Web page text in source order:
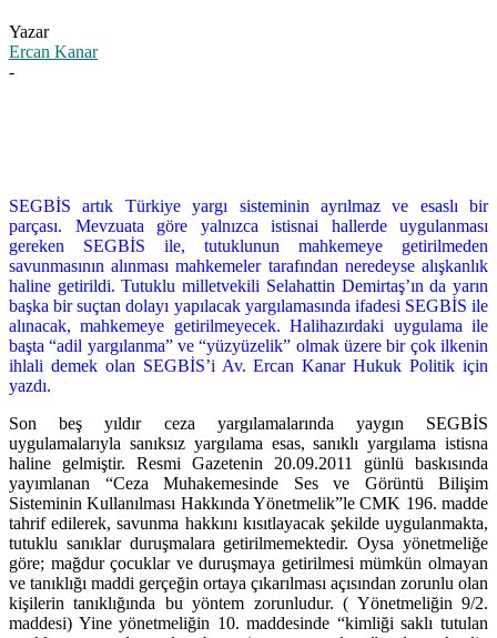
Yazar
Ercan Kanar
-
SEGBİS artık Türkiye yargı sisteminin ayrılmaz ve esaslı bir
parçası. Mevzuata göre yalnızca istisnai hallerde uygulanması
gereken SEGBİS ile, tutuklunun mahkemeye getirilmeden
savunmasının alınması mahkemeler tarafından neredeyse alışkanlık
haline getirildi. Tutuklu milletvekili Selahattin Demirtaş’ın da yarın
başka bir suçtan dolayı yapılacak yargılamasında ifadesi SEGBİS ile
alınacak, mahkemeye getirilmeyecek. Halihazırdaki uygulama ile
başta “adil yargılanma” ve “yüzyüzelik” olmak üzere bir çok ilkenin
ihlali demek olan SEGBİS’i Av. Ercan Kanar Hukuk Politik için
yazdı.
Son beş yıldır ceza yargılamalarında yaygın SEGBİS
uygulamalarıyla sanıksız yargılama esas, sanıklı yargılama istisna
haline gelmiştir. Resmi Gazetenin 20.09.2011 günlü baskısında
yayımlanan “Ceza Muhakemesinde Ses ve Görüntü Bilişim
Sisteminin Kullanılması Hakkında Yönetmelik”le CMK 196. madde
tahrif edilerek, savunma hakkını kısıtlayacak şekilde uygulanmakta,
tutuklu sanıklar duruşmalara getirilmemektedir. Oysa yönetmeliğe
göre; mağdur çocuklar ve duruşmaya getirilmesi mümkün olmayan
ve tanıklığı maddi gerçeğin ortaya çıkarılması açısından zorunlu olan
kişilerin tanıklığında bu yöntem zorunludur. ( Yönetmeliğin 9/2.
maddesi) Yine yönetmeliğin 10. maddesinde “kimliği saklı tutulan